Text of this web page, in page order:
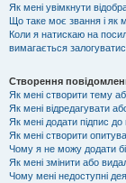
Як мені увімкнути
Що таке моє звання і як
Коли я натискаю на
вимагається
Створення
Як мені створити тему
Як мені відредагувати
Як мені додати підпис
Як мені створити
Чому я не можу додати
Як мені змінити або
Чому мені недоступні